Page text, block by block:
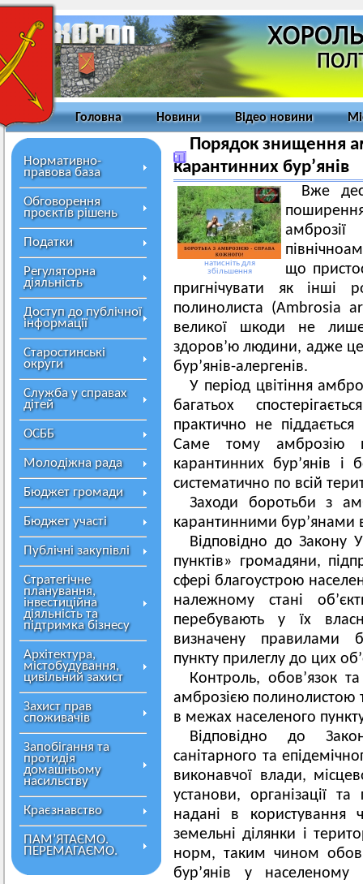
Головна Новини Відео новини
Нормативно-
правова база
Обговорення
проєктів рішень
Податки
Регуляторна
діяльність
Доступ до публічної
інформації
Старостинські
округи
Служба у справах
дітей
ОСББ
Молодіжна рада
Бюджет громади
Бюджет участі
Публічні закупівлі
Стратегічне
планування,
інвестиційна
діяльність та
підтримка бізнесу
Архітектура,
містобудування,
цивільний захист
Захист прав
споживачів
Запобігання та
протидія
домашньому
насильству
Краєзнавство
ПАМ’ЯТАЄМО.
ПЕРЕМАГАЄМО.
Порядок знищення
карантинних бур’янів
натисніть для
збільшення
Вже
що
пригнічувати як інші
полинолиста (Ambrosia
великої шкоди не лише
здоров’ю людини, адже це
бур’янів-алергенів.
У період цвітіння
багатьох
практично не
Саме тому амброзію
карантинних бур’янів і
систематично по всій
Заходи боротьби з
карантинними бур’янами
Відповідно до Закону
пунктів» громадяни,
сфері благоустрою
належному стані
перебувають у їх
визначену правилами
пункту прилеглу до цих
Контроль, обов’язок
амброзією полинолистою
в межах населеного
Відповідно до
санітарного та
виконавчої влади,
установи, організації
надані в користування
земельні ділянки і
норм, таким чином
бур’янів у населеному